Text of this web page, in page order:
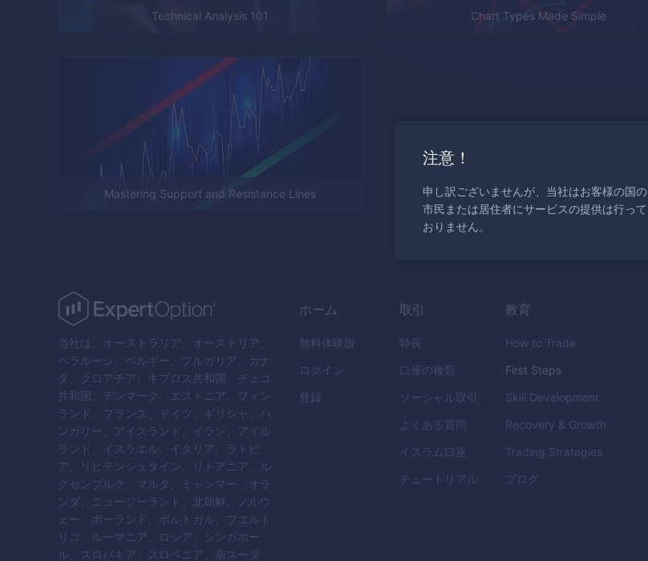
Technical Analysis 101 Chart Types Made Simple
Mastering Support and Resistance Lines
当社は、オーストラリア、オーストリア、
ベラルーシ、ベルギー、ブルガリア、カナ
ダ、クロアチア、キプロス共和国、チェコ
共和国、デンマーク、エストニア、フィン
ランド、フランス、ドイツ、ギリシャ、ハ
ンガリー、アイスランド、イラン、アイル
ランド、イスラエル、イタリア、ラトビ
ア、リヒテンシュタイン、リトアニア、ル
クセンブルク、マルタ、ミャンマー、オラ
ンダ、ニュージーランド、北朝鮮、ノルウ
ェー、ポーランド、ポルトガル、プエルト
リコ、ルーマニア、ロシア、シンガポー
ル、スロバキア、スロベニア、南スーダ
ホーム
無料体験版
ログイン
登録
取引
特長
口座の種類
ソーシャル取引
よくある質問
イスラム口座
チュートリアル
教育
How to Trade
First Steps
Skill Development
Recovery & Growth
Trading Strategies
ブログ
注意！
申し訳ございませんが、当社はお客様の国の
市民または居住者にサービスの提供は行って
おりません。